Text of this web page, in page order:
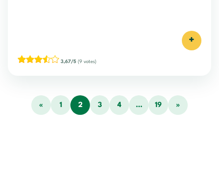
+
3,67/5 (9 votes)
« 1 2 3 4 … 19 »